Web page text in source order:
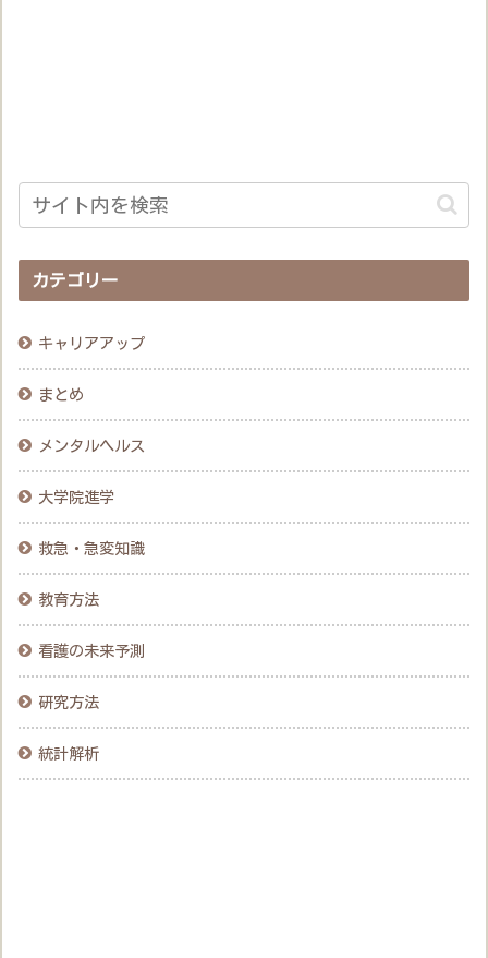
カテゴリー
キャリアアップ
まとめ
メンタルヘルス
大学院進学
救急・急変知識
教育方法
看護の未来予測
研究方法
統計解析